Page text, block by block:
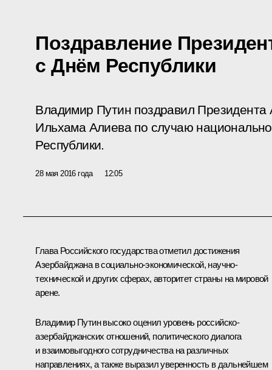
Поздравление
с Днём Республики
Владимир Путин поздравил Президента
Ильхама Алиева по случаю
Республики.
28 мая 2016 года 12:05
Глава Российского государства отметил достижения
Азербайджана в социально-экономической, научно-
технической и других сферах, авторитет страны на мировой
арене.
Владимир Путин высоко оценил уровень российско-
азербайджанских отношений, политического диалога
и взаимовыгодного сотрудничества на различных
направлениях, а также выразил уверенность в дальнейшем